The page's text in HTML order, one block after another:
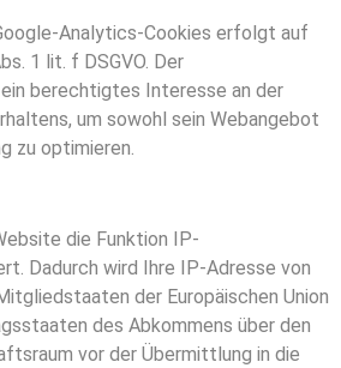
Analytics-Cookies erfolgt auf
1 lit. f DSGVO. Der
berechtigtes Interesse an der
um sowohl sein Webangebot
zu optimieren.
die Funktion IP-
Dadurch wird Ihre IP-Adresse von
der Europäischen Union
des Abkommens über den
vor der Übermittlung in die